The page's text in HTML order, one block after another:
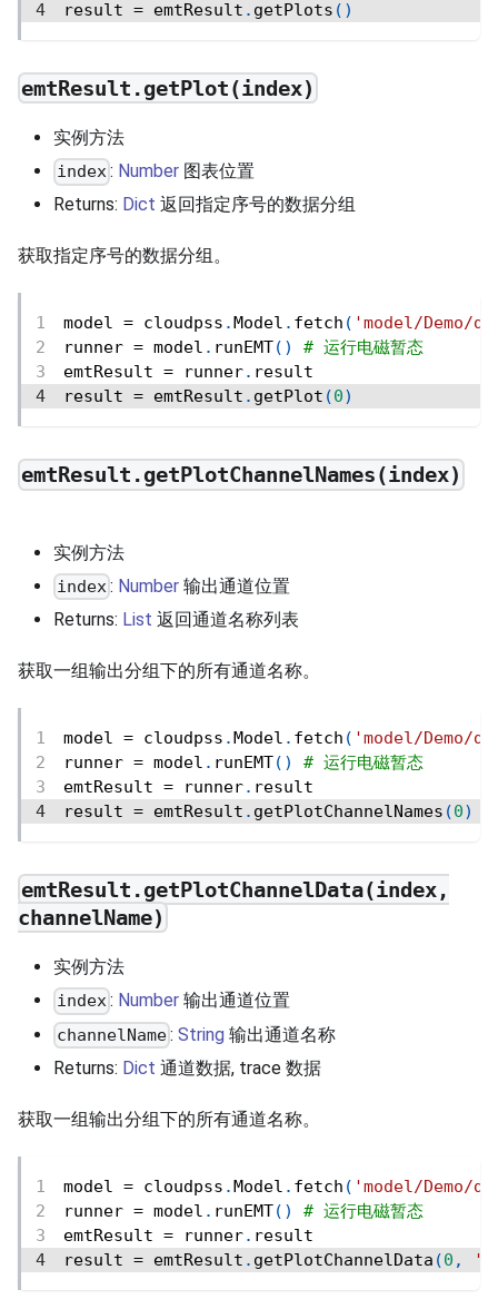
result = emtResult . getPlots ( )
emtResult.getPlot(index)
实例方法
index: Number 图表位置
Returns: Dict 返回指定序号的数据分组
获取指定序号的数据分组。
model = cloudpss . Model . fetch ( 'model/Demo/
runner = model . runEMT( )
# 运行电磁暂态
emtResult = runner. result
result = emtResult . getPlot (0)
emtResult.getPlotChannelNames(index)
实例方法
index: Number 输出通道位置
Returns: List 返回通道名称列表
获取一组输出分组下的所有通道名称。
model = cloudpss .Model . fetch ( 'model/Demo/
runner = model . runEMT( )
# 运行电磁暂态
emtResult = runner. result
result = emtResult . getPlotChannelNames (0)
emtResult.getPlotChannelData(index,
channelName)
实例方法
index: Number 输出通道位置
channelName:String 输出通道名称
Returns: Dict 通道数据, trace 数据
获取一组输出分组下的所有通道名称。
model = cloudpss .Model . fetch ( 'model/Demo/
runner = model . runEMT( )
# 运行电磁暂态
emtResult = runner. result
result = emtResult . getPlotChannelData (0 , ''